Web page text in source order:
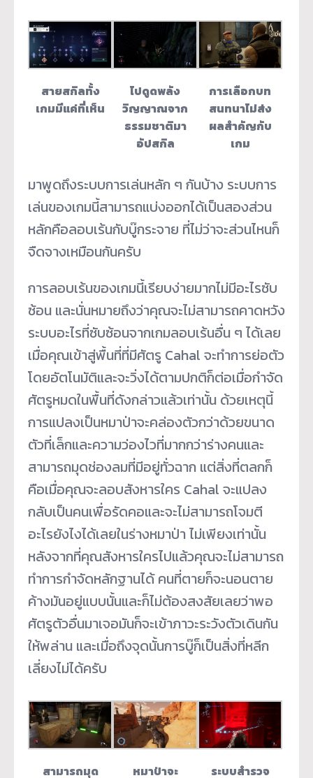
สายสกิลทั้ง
เกมมีแค่ที่เห็น
ไปดูดพลัง
วิญญาณจาก
ธรรมชาติมา
อัปสกิล
การเลือกบท
สนทนาไม่ส่ง
ผลสำคัญกับ
เกม
มาพูดถึงระบบการเล่นหลัก ๆ กันบ้าง ระบบการ
เล่นของเกมนี้สามารถแบ่งออกได้เป็นสองส่วน
หลักคือลอบเร้นกับบู๊กระจาย ที่ไม่ว่าจะส่วนไหนก็
จืดจางเหมือนกันครับ
การลอบเร้นของเกมนี้เรียบง่ายมากไม่มีอะไรซับ
ซ้อน และนั่นหมายถึงว่าคุณจะไม่สามารถคาดหวัง
ระบบอะไรที่ซับซ้อนจากเกมลอบเร้นอื่น ๆ ได้เลย
เมื่อคุณเข้าสู่พื้นที่ที่มีศัตรู Cahal จะทำการย่อตัว
โดยอัตโนมัติและจะวิ่งได้ตามปกติก็ต่อเมื่อกำจัด
ศัตรูหมดในพื้นที่ดังกล่าวแล้วเท่านั้น ด้วยเหตุนี้
การแปลงเป็นหมาป่าจะคล่องตัวกว่าด้วยขนาด
ตัวที่เล็กและความว่องไวที่มากกว่าร่างคนและ
สามารถมุดช่องลมที่มีอยู่ทั่วฉาก แต่สิ่งที่ตลกก็
คือเมื่อคุณจะลอบสังหารใคร Cahal จะแปลง
กลับเป็นคนเพื่อรัดคอและจะไม่สามารถโจมตี
อะไรยังไงได้เลยในร่างหมาป่า ไม่เพียงเท่านั้น
หลังจากที่คุณสังหารใครไปแล้วคุณจะไม่สามารถ
ทำการกำจัดหลักฐานได้ คนที่ตายก็จะนอนตาย
ค้างมันอยู่แบบนั้นและก็ไม่ต้องสงสัยเลยว่าพอ
ศัตรูตัวอื่นมาเจอมันก็จะเข้าภาวะระวังตัวเดินกัน
ให้พล่าน และเมื่อถึงจุดนั้นการบู๊ก็เป็นสิ่งที่หลีก
เลี่ยงไม่ได้ครับ
สามารถมุด หมาป่าจะ ระบบสำรวจ